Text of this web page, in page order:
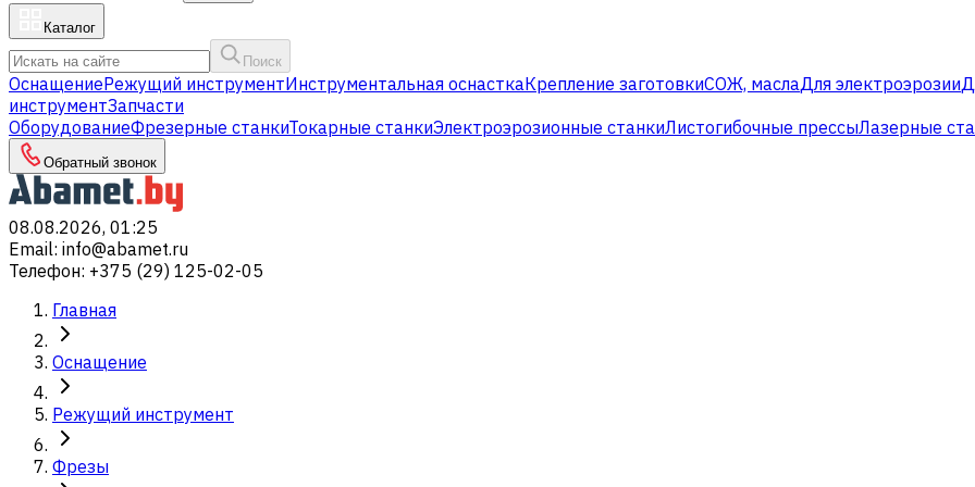
Каталог
Поиск
ОснащениеРежущий инструментИнструментальная оснасткаКрепление заготовкиСОЖ, маслаДля электроэрозии
инструментЗапчасти
ОборудованиеФрезерные станкиТокарные станкиЭлектроэрозионные станкиЛистогибочные прессыЛазерные
Обратный звонок
08.08.2026, 01:25
Email: info@abamet.ru
Телефон: +375 (29) 125-02-05
Главная
Оснащение
Режущий инструмент
Фрезы